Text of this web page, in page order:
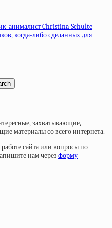
анималист Christina Schulte
когда-либо сделанных для
захватывающие,
материалы со всего интернета.
сайта или вопросы по
нам через форму